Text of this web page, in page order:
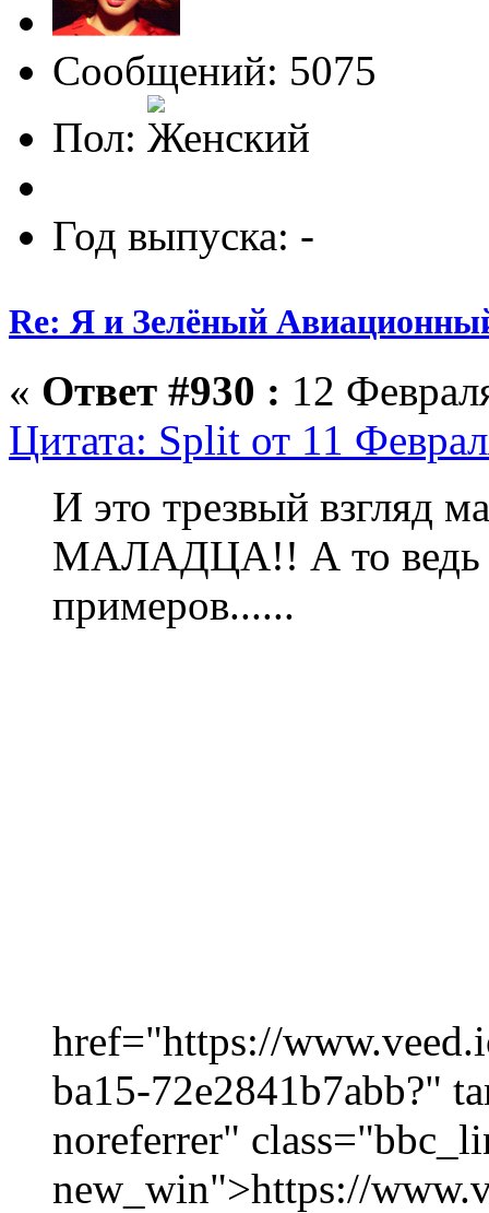
Сообщений: 5075
Пол:
Год выпуска: -
Re: Я и Зелёный
« Ответ #930 : 12
Цитата: Split от 11
И это трезвый взгляд
МАЛАДЦА!! А то ведь
примеров......
href="https://
ba15-72e2841b7abb?"
noreferrer"
new_win">https://